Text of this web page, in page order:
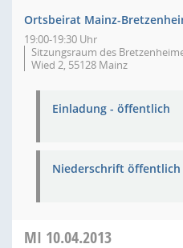
Ortsbeirat Mainz-
19:00-19:30 Uhr
Sitzungsraum des
Wied 2, 55128 Mainz
Einladung - öffentlich
Niederschrift öffentlich
MI 10.04.2013